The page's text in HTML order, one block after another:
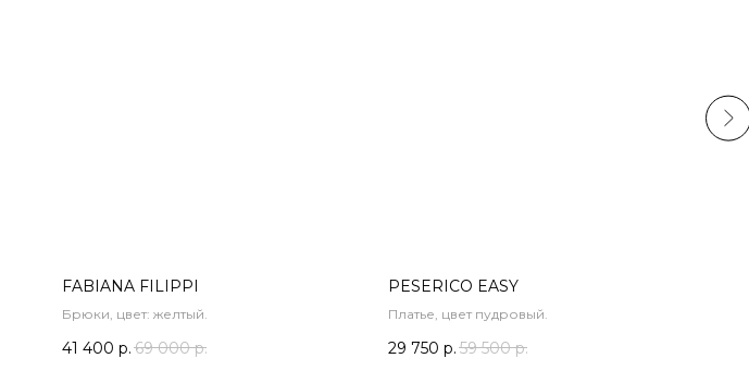
FABIANA FILIPPI
Брюки, цвет: желтый.
41 400 р. 69 000 р.
PESERICO EASY
Платье, цвет пудровый.
29 750 р. 59 500 р.